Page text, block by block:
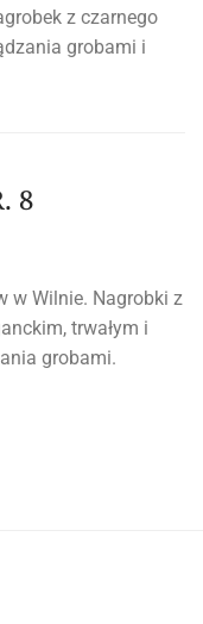
z czarnego
grobami i
8
w Wilnie. Nagrobki z
trwałym i
grobami.